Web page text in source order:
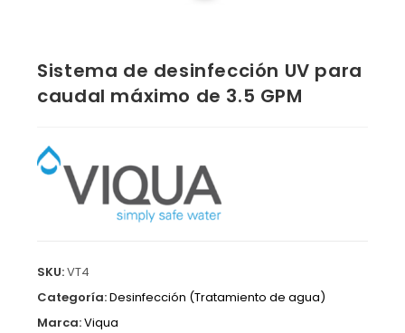
Sistema de desinfección UV para
caudal máximo de 3.5 GPM
SKU:VT4
Categoría:Desinfección (Tratamiento de agua)
Marca:Viqua